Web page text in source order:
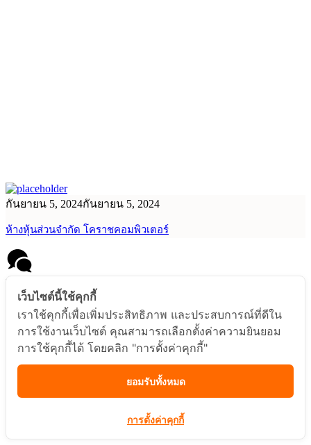
กันยายน 5, 2024กันยายน 5, 2024
ห้างหุ้นส่วนจำกัด โคราชคอมพิวเตอร์
Message us
เว็บไซต์นี้ใช้คุกกี้
เราใช้คุกกี้เพื่อเพิ่มประสิทธิภาพ และประสบการณ์ที่ดีใน
การใช้งานเว็บไซต์ คุณสามารถเลือกตั้งค่าความยินยอม
การใช้คุกกี้ได้ โดยคลิก "การตั้งค่าคุกกี้"
ยอมรับทั้งหมด
การตั้งค่าคุกกี้